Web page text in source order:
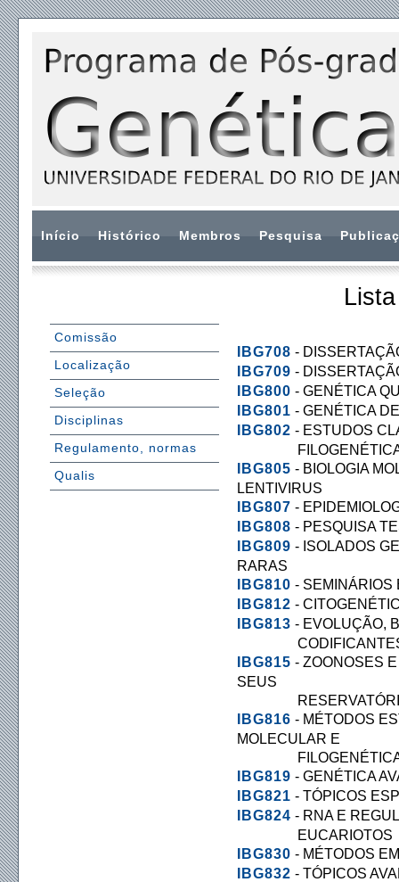
Início Histórico Membros Pesquisa
Comissão
Localização
Seleção
Disciplinas
Regulamento, normas
Qualis
IBG708 -
IBG709 -
IBG800 - GENÉTICA
IBG801 - GENÉTICA
IBG802 - ESTUDOS
IBG805 - BIOLOGIA
LENTIVIRUS
IBG807 -
IBG808 - PESQUISA
IBG809 - ISOLADOS
RARAS
IBG810 - SEMINÁRIOS
IBG812 -
IBG813 - EVOLUÇÃO,
IBG815 - ZOONOSES
SEUS
IBG816 - MÉTODOS
MOLECULAR E
IBG819 - GENÉTICA
IBG821 - TÓPICOS
IBG824 - RNA E
EUCARIOTOS
IBG830 - MÉTODOS
IBG832 - TÓPICOS